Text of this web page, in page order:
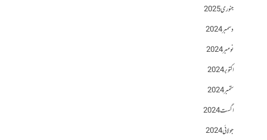
جنوری 2025
دسمبر 2024
نومبر 2024
اکتوبر 2024
ستمبر 2024
اگست 2024
جولائی 2024